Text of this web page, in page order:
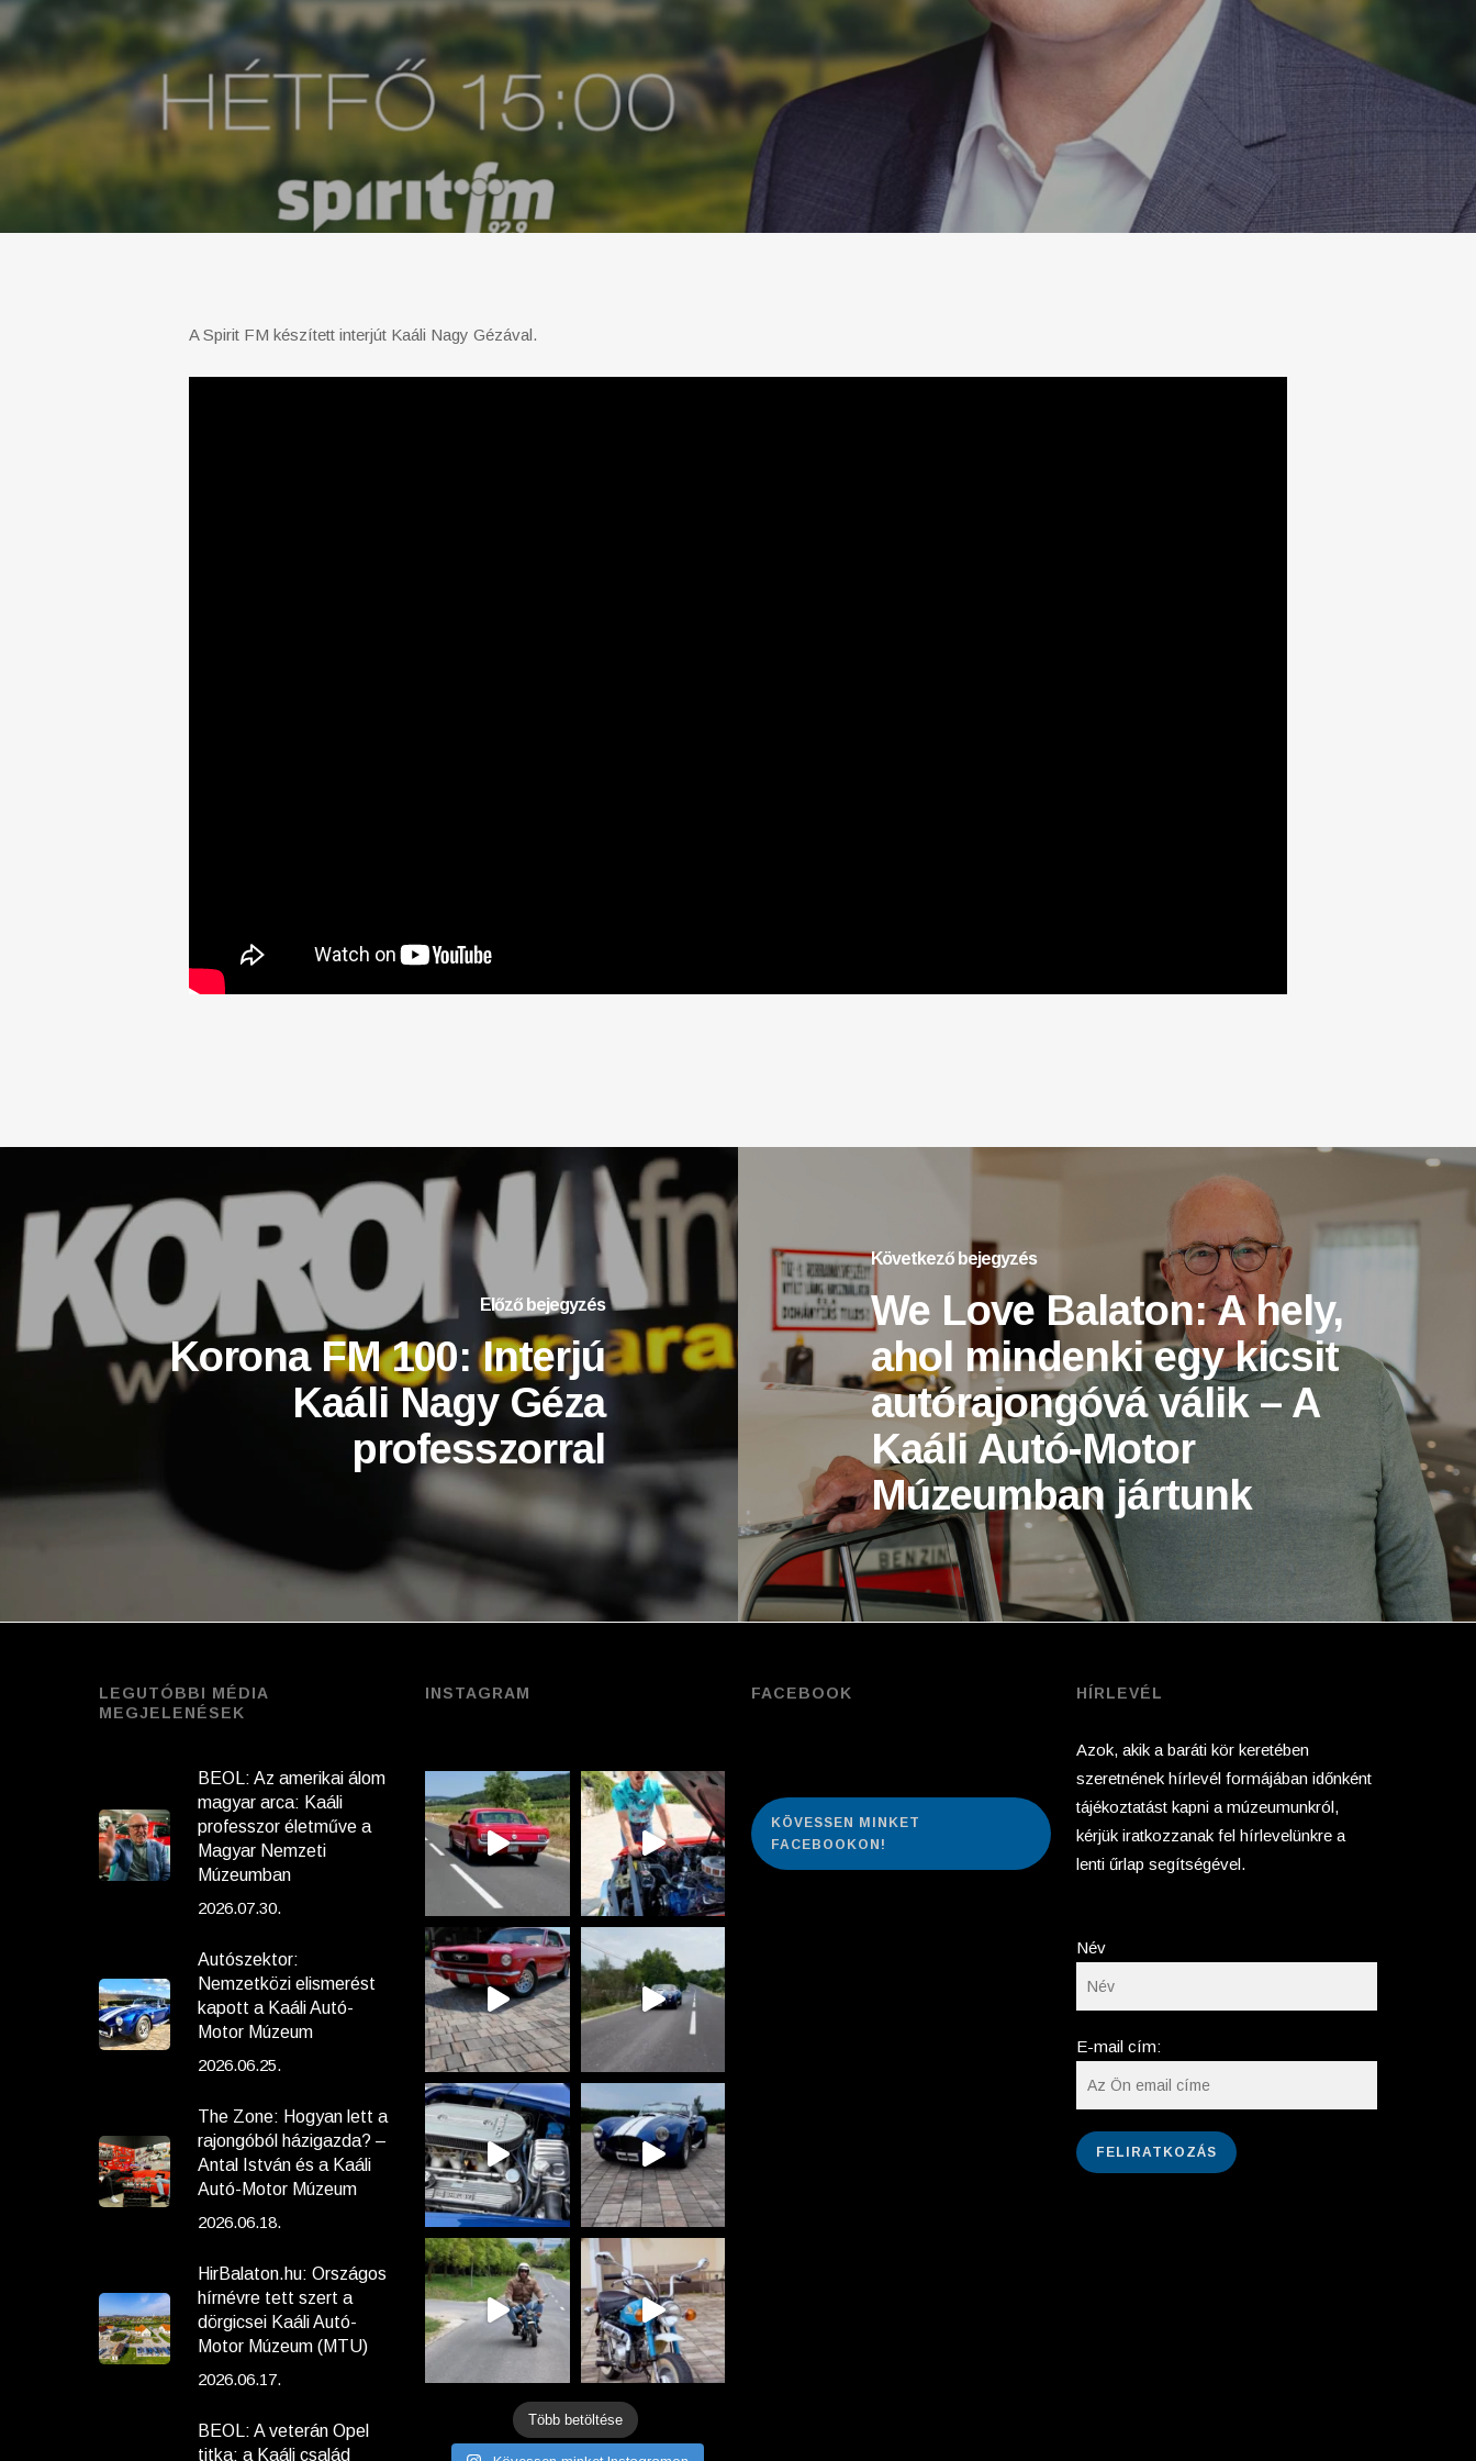
A Spirit FM készített interjút Kaáli Nagy Gézával.
Előző bejegyzés
Korona FM 100: Interjú
Kaáli Nagy Géza
professzorral
Következő bejegyzés
We Love Balaton: A hely,
ahol mindenki egy kicsit
autórajongóvá válik – A
Kaáli Autó-Motor
Múzeumban jártunk
LEGUTÓBBI MÉDIA
MEGJELENÉSEK
BEOL: Az amerikai álom
magyar arca: Kaáli
professzor életműve a
Magyar Nemzeti
Múzeumban
2026.07.30.
Autószektor:
Nemzetközi elismerést
kapott a Kaáli Autó-
Motor Múzeum
2026.06.25.
The Zone: Hogyan lett a
rajongóból házigazda? –
Antal István és a Kaáli
Autó-Motor Múzeum
2026.06.18.
HirBalaton.hu: Országos
hírnévre tett szert a
dörgicsei Kaáli Autó-
Motor Múzeum (MTU)
2026.06.17.
BEOL: A veterán Opel
titka: a Kaáli család
INSTAGRAM
Több betöltése
FACEBOOK
KÖVESSEN MINKET
FACEBOOKON!
HÍRLEVÉL
Azok, akik a baráti kör keretében
szeretnének hírlevél formájában időnként
tájékoztatást kapni a múzeumunkról,
kérjük iratkozzanak fel hírlevelünkre a
lenti űrlap segítségével.
Név
E-mail cím: